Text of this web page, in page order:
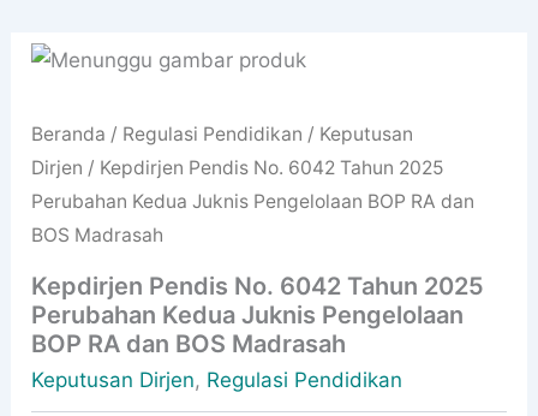
Beranda / Regulasi Pendidikan / Keputusan
Dirjen / Kepdirjen Pendis No. 6042 Tahun 2025
Perubahan Kedua Juknis Pengelolaan BOP RA dan
BOS Madrasah
Kepdirjen Pendis No. 6042 Tahun 2025
Perubahan Kedua Juknis Pengelolaan
BOP RA dan BOS Madrasah
Keputusan Dirjen, Regulasi Pendidikan